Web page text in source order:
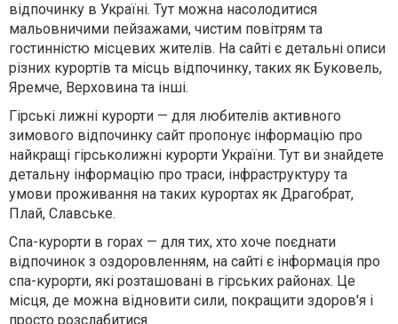
відпочинку в Україні. Тут можна насолодитися
мальовничими пейзажами, чистим повітрям та
гостинністю місцевих жителів. На сайті є детальні описи
різних курортів та місць відпочинку, таких як Буковель,
Яремче, Верховина та інші.
Гірські лижні курорти — для любителів активного
зимового відпочинку сайт пропонує інформацію про
найкращі гірськолижні курорти України. Тут ви знайдете
детальну інформацію про траси, інфраструктуру та
умови проживання на таких курортах як Драгобрат,
Плай, Славське.
Спа-курорти в горах — для тих, хто хоче поєднати
відпочинок з оздоровленням, на сайті є інформація про
спа-курорти, які розташовані в гірських районах. Це
місця, де можна відновити сили, покращити здоров'я і
просто розслабитися.